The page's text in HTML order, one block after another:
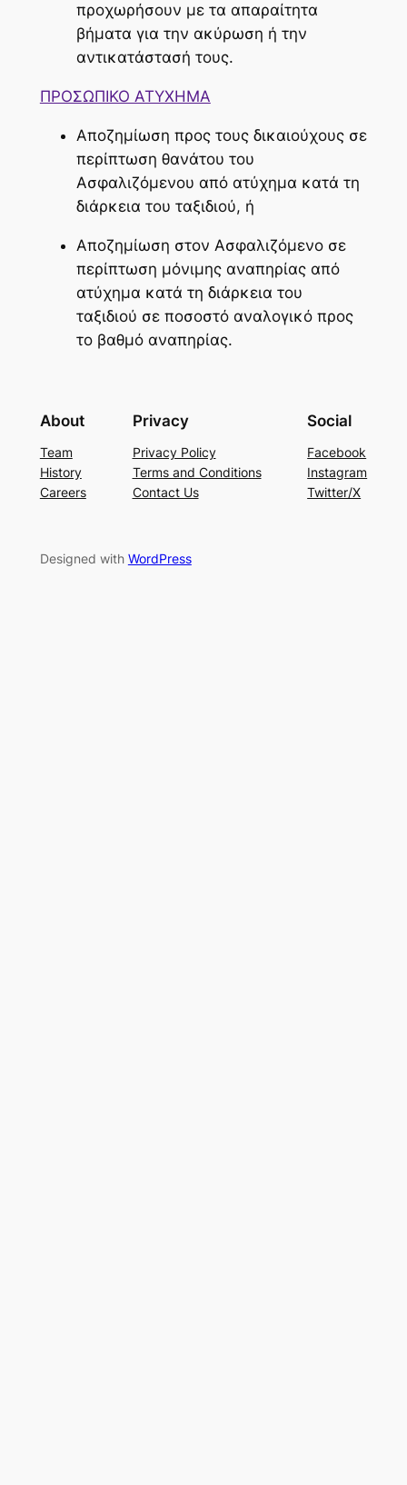
προχωρήσουν με τα απαραίτητα
βήματα για την ακύρωση ή την
αντικατάστασή τους.
ΠΡΟΣΩΠΙΚΟ ΑΤΥΧΗΜΑ
Αποζημίωση προς τους δικαιούχους σε
περίπτωση θανάτου του
Ασφαλιζόμενου από ατύχημα κατά τη
διάρκεια του ταξιδιού, ή
Αποζημίωση στον Ασφαλιζόμενο σε
περίπτωση μόνιμης αναπηρίας από
ατύχημα κατά τη διάρκεια του
ταξιδιού σε ποσοστό αναλογικό προς
το βαθμό αναπηρίας.
About
Team
History
Careers
Privacy
Privacy Policy
Terms and Conditions
Contact Us
Social
Facebook
Instagram
Twitter/X
Designed with WordPress